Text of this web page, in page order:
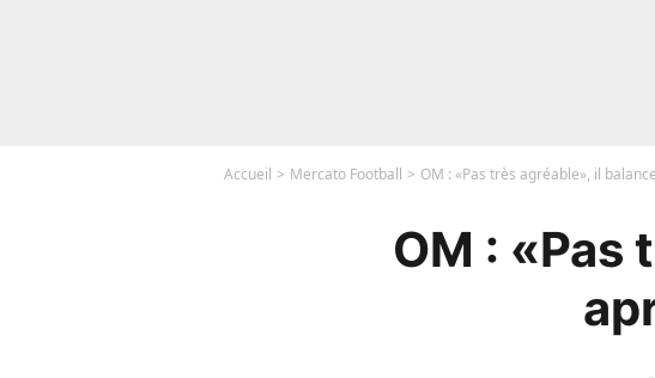
Accueil Mercato Football OM : «Pas très agréable», il
OM : «Pas